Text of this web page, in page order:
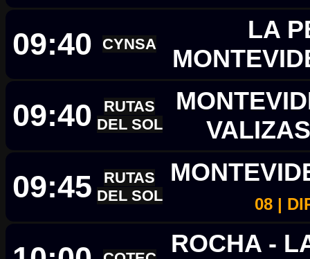
09:40 CYNSA
LA
09:40
RUTAS
DEL SOL
09:45
RUTAS
DEL SOL
08 |
ROCHA -